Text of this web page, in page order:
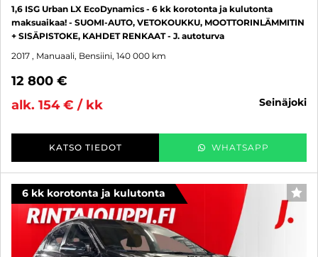
1,6 ISG Urban LX EcoDynamics - 6 kk korotonta ja kulutonta
maksuaikaa! - SUOMI-AUTO, VETOKOUKKU, MOOTTORINLÄMMITIN
+ SISÄPISTOKE, KAHDET RENKAAT - J. autoturva
2017 , Manuaali, Bensiini, 140 000 km
12 800 €
alk. 154 € / kk
seinäjoki
KATSO TIEDOT WHATSAPP
6 kk korotonta ja kulutonta